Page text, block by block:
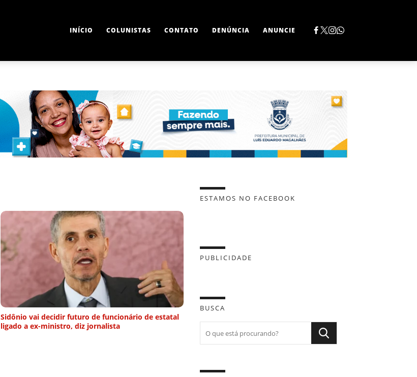
INÍCIO COLUNISTAS CONTATO DENÚNCIA ANUNCIE
Sidônio vai decidir futuro de funcionário de estatal
ligado a ex-ministro, diz jornalista
ESTAMOS NO FACEBOOK
PUBLICIDADE
BUSCA